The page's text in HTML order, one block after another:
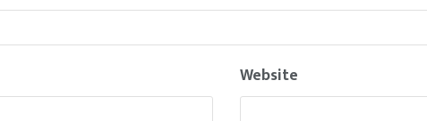
Website